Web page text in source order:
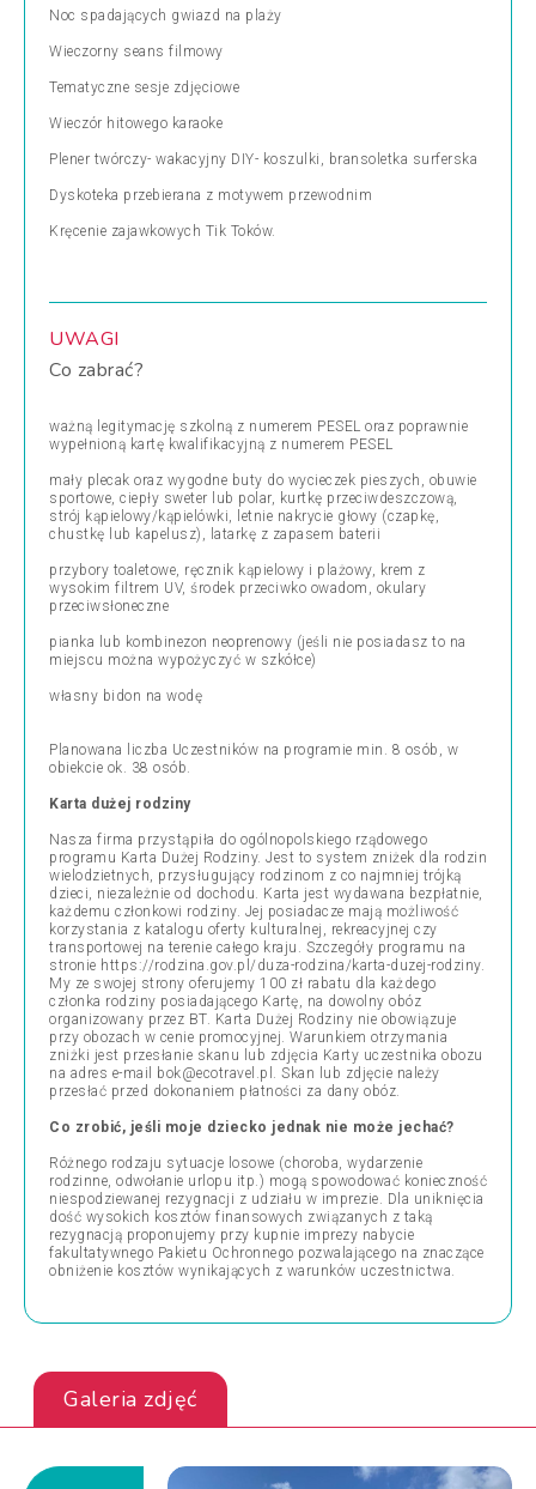
Noc spadających gwiazd na plaży
Wieczorny seans filmowy
Tematyczne sesje zdjęciowe
Wieczór hitowego karaoke
Plener twórczy- wakacyjny DIY- koszulki, bransoletka surferska
Dyskoteka przebierana z motywem przewodnim
Kręcenie zajawkowych Tik Toków.
UWAGI
Co zabrać?
ważną legitymację szkolną z numerem PESEL oraz poprawnie
wypełnioną kartę kwalifikacyjną z numerem PESEL
mały plecak oraz wygodne buty do wycieczek pieszych, obuwie
sportowe, ciepły sweter lub polar, kurtkę przeciwdeszczową,
strój kąpielowy/kąpielówki, letnie nakrycie głowy (czapkę,
chustkę lub kapelusz), latarkę z zapasem baterii
przybory toaletowe, ręcznik kąpielowy i plażowy, krem z
wysokim filtrem UV, środek przeciwko owadom, okulary
przeciwsłoneczne
pianka lub kombinezon neoprenowy (jeśli nie posiadasz to na
miejscu można wypożyczyć w szkółce)
własny bidon na wodę
Planowana liczba Uczestników na programie min. 8 osób, w
obiekcie ok. 38 osób.
Karta dużej rodziny
Nasza firma przystąpiła do ogólnopolskiego rządowego
programu Karta Dużej Rodziny. Jest to system zniżek dla rodzin
wielodzietnych, przysługujący rodzinom z co najmniej trójką
dzieci, niezależnie od dochodu. Karta jest wydawana bezpłatnie,
każdemu członkowi rodziny. Jej posiadacze mają możliwość
korzystania z katalogu oferty kulturalnej, rekreacyjnej czy
transportowej na terenie całego kraju. Szczegóły programu na
stronie https://rodzina.gov.pl/duza-rodzina/karta-duzej-rodziny.
My ze swojej strony oferujemy 100 zł rabatu dla każdego
członka rodziny posiadającego Kartę, na dowolny obóz
organizowany przez BT. Karta Dużej Rodziny nie obowiązuje
przy obozach w cenie promocyjnej. Warunkiem otrzymania
zniżki jest przesłanie skanu lub zdjęcia Karty uczestnika obozu
na adres e-mail bok@ecotravel.pl. Skan lub zdjęcie należy
przesłać przed dokonaniem płatności za dany obóz.
Co zrobić, jeśli moje dziecko jednak nie może jechać?
Różnego rodzaju sytuacje losowe (choroba, wydarzenie
rodzinne, odwołanie urlopu itp.) mogą spowodować konieczność
niespodziewanej rezygnacji z udziału w imprezie. Dla uniknięcia
dość wysokich kosztów finansowych związanych z taką
rezygnacją proponujemy przy kupnie imprezy nabycie
fakultatywnego Pakietu Ochronnego pozwalającego na znaczące
obniżenie kosztów wynikających z warunków uczestnictwa.
Galeria zdjęć